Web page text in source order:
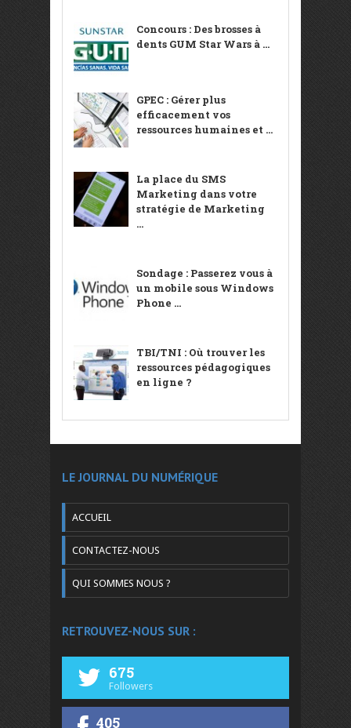
Concours : Des brosses à
dents GUM Star Wars à ...
GPEC : Gérer plus
efficacement vos
ressources humaines et ...
La place du SMS
Marketing dans votre
stratégie de Marketing
...
Sondage : Passerez vous à
un mobile sous Windows
Phone ...
TBI/TNI : Où trouver les
ressources pédagogiques
en ligne ?
LE JOURNAL DU NUMÉRIQUE
ACCUEIL
CONTACTEZ-NOUS
QUI SOMMES NOUS ?
RETROUVEZ-NOUS SUR :
675
Followers
405